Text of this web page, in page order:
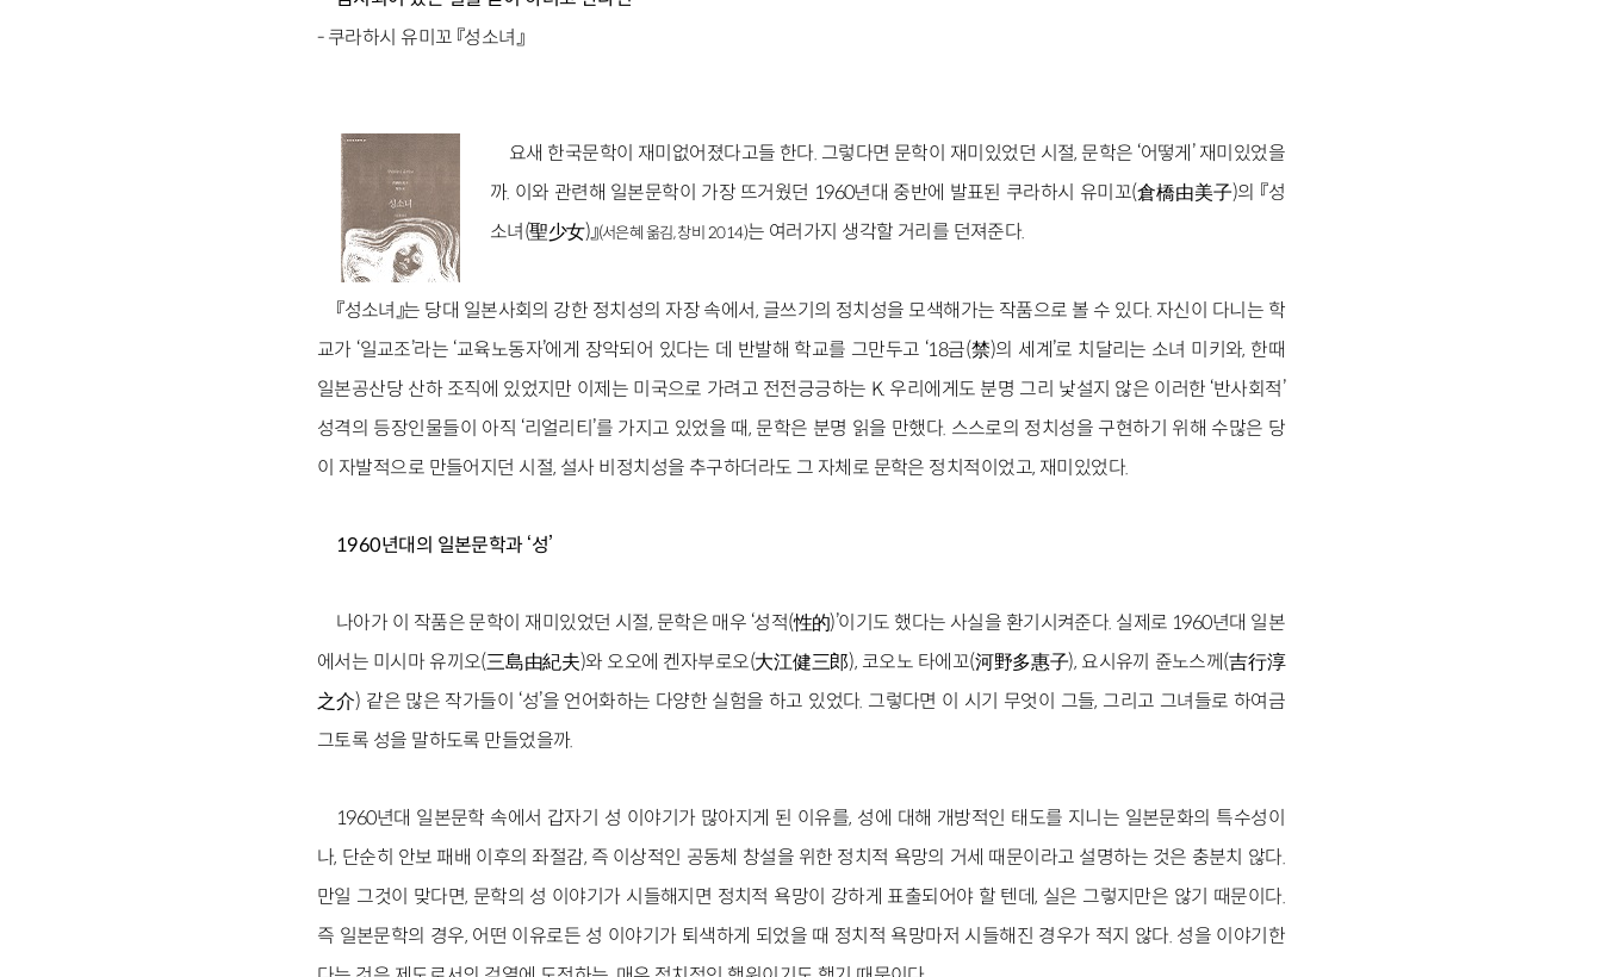
- 쿠라하시 유미꼬 『성소녀』
요새 한국문학이 재미없어졌다고들 한다. 그렇다면 문학이 재미있었던 시절, 문학은 ‘어떻게’ 재미있었을
까. 이와 관련해 일본문학이 가장 뜨거웠던 1960년대 중반에 발표된 쿠라하시 유미꼬(倉橋由美子)의 『성
소녀(聖少女)』(서은혜 옮김, 창비 2014)는 여러가지 생각할 거리를 던져준다.
『성소녀』는 당대 일본사회의 강한 정치성의 자장 속에서, 글쓰기의 정치성을 모색해가는 작품으로 볼 수 있다. 자신이 다니는 학
교가 ‘일교조’라는 ‘교육노동자’에게 장악되어 있다는 데 반발해 학교를 그만두고 ‘18금(禁)의 세계’로 치달리는 소녀 미키와, 한때
일본공산당 산하 조직에 있었지만 이제는 미국으로 가려고 전전긍긍하는 K. 우리에게도 분명 그리 낯설지 않은 이러한 ‘반사회적’
성격의 등장인물들이 아직 ‘리얼리티’를 가지고 있었을 때, 문학은 분명 읽을 만했다. 스스로의 정치성을 구현하기 위해 수많은 당
이 자발적으로 만들어지던 시절, 설사 비정치성을 추구하더라도 그 자체로 문학은 정치적이었고, 재미있었다.
1960년대의 일본문학과 ‘성’
나아가 이 작품은 문학이 재미있었던 시절, 문학은 매우 ‘성적(性的)’이기도 했다는 사실을 환기시켜준다. 실제로 1960년대 일본
에서는 미시마 유끼오(三島由紀夫)와 오오에 켄자부로오(大江健三郎), 코오노 타에꼬(河野多惠子), 요시유끼 쥰노스께(吉行淳
之介) 같은 많은 작가들이 ‘성’을 언어화하는 다양한 실험을 하고 있었다. 그렇다면 이 시기 무엇이 그들, 그리고 그녀들로 하여금
그토록 성을 말하도록 만들었을까.
1960년대 일본문학 속에서 갑자기 성 이야기가 많아지게 된 이유를, 성에 대해 개방적인 태도를 지니는 일본문화의 특수성이
나, 단순히 안보 패배 이후의 좌절감, 즉 이상적인 공동체 창설을 위한 정치적 욕망의 거세 때문이라고 설명하는 것은 충분치 않다.
만일 그것이 맞다면, 문학의 성 이야기가 시들해지면 정치적 욕망이 강하게 표출되어야 할 텐데, 실은 그렇지만은 않기 때문이다.
즉 일본문학의 경우, 어떤 이유로든 성 이야기가 퇴색하게 되었을 때 정치적 욕망마저 시들해진 경우가 적지 않다. 성을 이야기한